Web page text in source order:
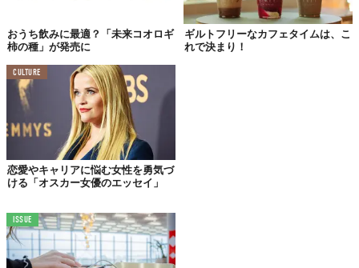
おうち飲みに最適？「未来コオロギ
柿の種」が発売に
ギルトフリーなカフェタイムは、こ
れで決まり！
CULTURE
恋愛やキャリアに悩む女性を勇気づ
ける「オスカー女優のエッセイ」
ISSUE